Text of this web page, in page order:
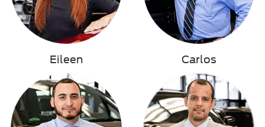
Eileen Carlos